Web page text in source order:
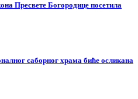
Пресвете Богородице посетила
саборног храма биће осликана